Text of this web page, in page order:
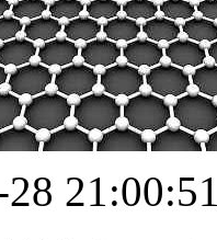
21:00:51